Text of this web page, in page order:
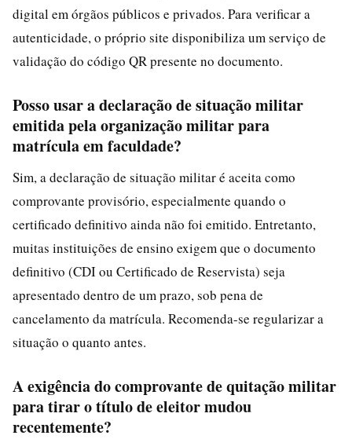
digital em órgãos públicos e privados. Para verificar a
autenticidade, o próprio site disponibiliza um serviço de
validação do código QR presente no documento.
Posso usar a declaração de situação militar
emitida pela organização militar para
matrícula em faculdade?
Sim, a declaração de situação militar é aceita como
comprovante provisório, especialmente quando o
certificado definitivo ainda não foi emitido. Entretanto,
muitas instituições de ensino exigem que o documento
definitivo (CDI ou Certificado de Reservista) seja
apresentado dentro de um prazo, sob pena de
cancelamento da matrícula. Recomenda-se regularizar a
situação o quanto antes.
A exigência do comprovante de quitação militar
para tirar o título de eleitor mudou
recentemente?